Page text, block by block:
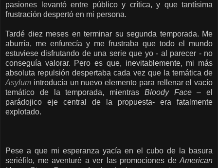
pasiones levantó entre público y crítica, y que tantísima
frustración despertó en mi persona.
Tardé diez meses en terminar su segunda temporada. Me
aburría, me enfurecía y me frustraba que todo el mundo
estuviese disfrutando de una serie que yo - al parecer - no
conseguía valorar. Pero es que, inevitablemente, mi más
absoluta repulsión despertaba cada vez que la temática de
Asylum introducía un nuevo elemento para rellenar el vacío
temático de la temporada, mientras Bloody Face– el
parádojico eje central de la propuesta- era fatalmente
explotado.
Pese a que mi esperanza yacía en el cubo de la basura
seriéfilo, me aventuré a ver las promociones deAmerican